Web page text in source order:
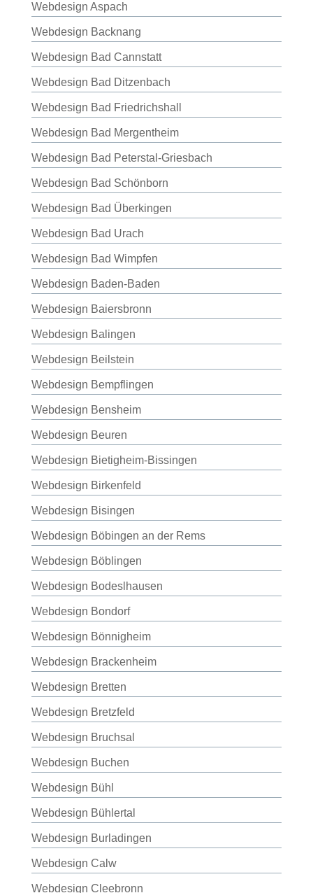
Webdesign Aspach
Webdesign Backnang
Webdesign Bad Cannstatt
Webdesign Bad Ditzenbach
Webdesign Bad Friedrichshall
Webdesign Bad Mergentheim
Webdesign Bad Peterstal-Griesbach
Webdesign Bad Schönborn
Webdesign Bad Überkingen
Webdesign Bad Urach
Webdesign Bad Wimpfen
Webdesign Baden-Baden
Webdesign Baiersbronn
Webdesign Balingen
Webdesign Beilstein
Webdesign Bempflingen
Webdesign Bensheim
Webdesign Beuren
Webdesign Bietigheim-Bissingen
Webdesign Birkenfeld
Webdesign Bisingen
Webdesign Böbingen an der Rems
Webdesign Böblingen
Webdesign Bodeslhausen
Webdesign Bondorf
Webdesign Bönnigheim
Webdesign Brackenheim
Webdesign Bretten
Webdesign Bretzfeld
Webdesign Bruchsal
Webdesign Buchen
Webdesign Bühl
Webdesign Bühlertal
Webdesign Burladingen
Webdesign Calw
Webdesign Cleebronn